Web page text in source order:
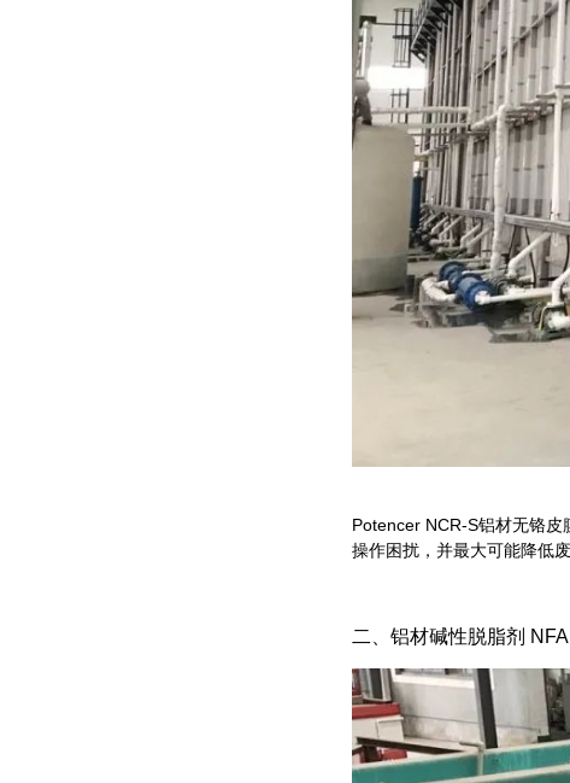
Potencer NCR-S铝材无铬
操作困扰，并最大可能降低
二、 铝材碱性脱脂剂 NFA